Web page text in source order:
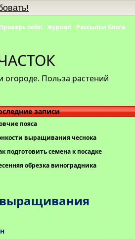
Польза растений
Проверь себя! Журнал
Рассылки блога
записи
пояса
выращивания чеснока
подготовить семена к посадке
обрезка виноградника